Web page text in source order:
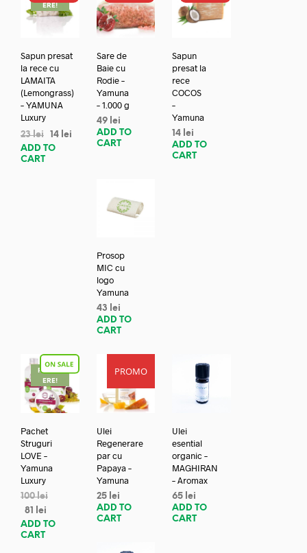
ERE!
Sapun presat
la rece cu
LAMAITA
(Lemongrass)
– YAMUNA
Luxury
23lei 14 lei
ADD TO
CART
Sare de
Baie cu
Rodie –
Yamuna
– 1.000 g
49 lei
ADD TO
CART
Sapun
presat la
rece
COCOS
–
Yamuna
14 lei
ADD TO
CART
Prosop
MIC cu
logo
Yamuna
43
lei
ADD TO
CART
REDUC
ERE!
Pachet
Struguri
LOVE –
Yamuna
Luxury
100lei
81
lei
ADD TO
CART
PROMO
Ulei
Regenerare
par cu
Papaya –
Yamuna
25 lei
ADD TO
CART
Ulei
esential
organic –
MAGHIRAN
– Aromax
65 lei
ADD TO
CART